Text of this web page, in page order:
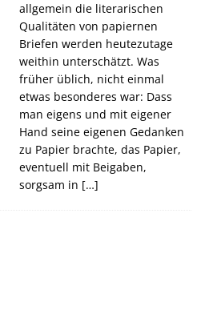
allgemein die literarischen
Qualitäten von papiernen
Briefen werden heutezutage
weithin unterschätzt. Was
früher üblich, nicht einmal
etwas besonderes war: Dass
man eigens und mit eigener
Hand seine eigenen Gedanken
zu Papier brachte, das Papier,
eventuell mit Beigaben,
sorgsam in […]